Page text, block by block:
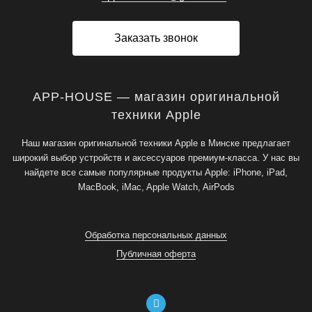
Заказать звонок
APP-HOUSE — магазин оригинальной
техники Apple
Наш магазин оригинальной техники Apple в Минске предлагает
широкий выбор устройств и аксессуаров премиум-класса. У нас вы
найдете все самые популярные продукты Apple: iPhone, iPad,
MacBook, iMac, Apple Watch, AirPods
Обработка персональных данных
Публичная оферта